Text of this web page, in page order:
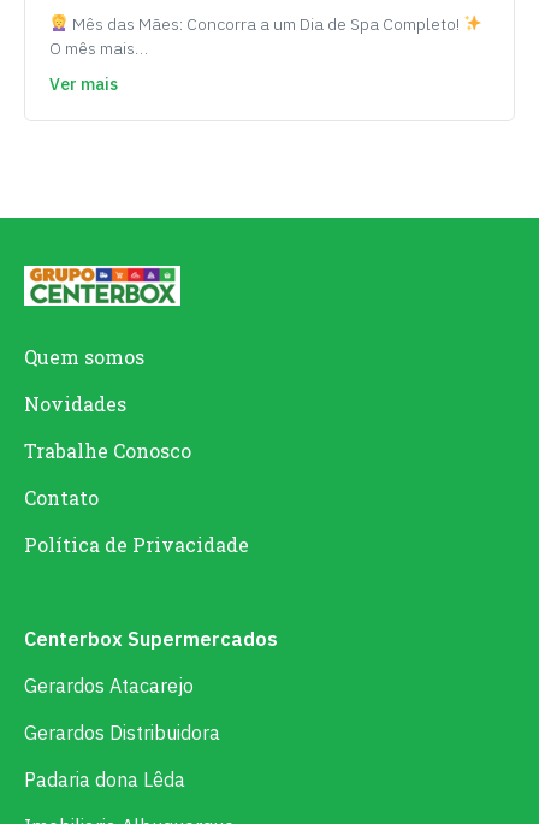
Mês das Mães: Concorra a um Dia de Spa Completo!
O mês mais…
Ver mais
Quem somos
Novidades
Trabalhe Conosco
Contato
Política de Privacidade
Centerbox Supermercados
Gerardos Atacarejo
Gerardos Distribuidora
Padaria dona Lêda